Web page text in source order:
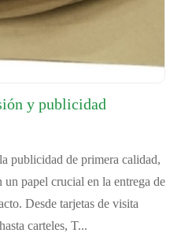
y publicidad
publicidad de primera calidad,
un papel crucial en la entrega de
Desde tarjetas de visita
carteles, T...